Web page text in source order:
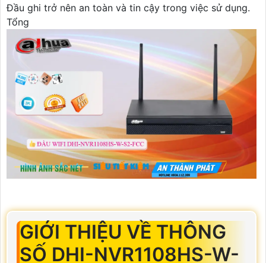
Đầu ghi trở nên an toàn và tin cậy trong việc sử dụng.
Tổng
GIỚI THIỆU VỀ THÔNG
SỐ DHI-NVR1108HS-W-